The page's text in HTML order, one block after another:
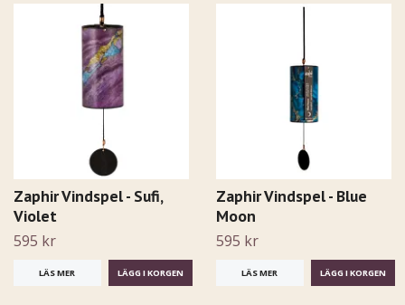
Zaphir Vindspel - Sufi,
Violet
595 kr
LÄS MER
Zaphir Vindspel - Blue
Moon
595 kr
LÄS MER